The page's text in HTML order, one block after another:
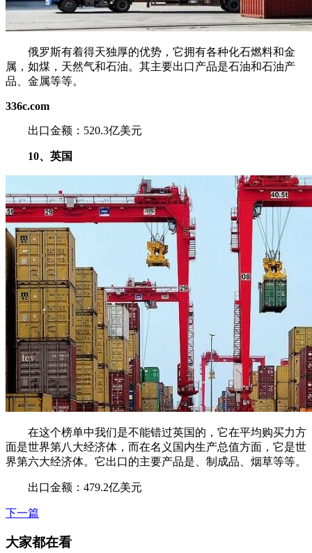
俄罗斯有着得天独厚的优势，它拥有各种化石燃料和金
属，如煤，天然气和石油。其主要出口产品是石油和石油产
品、金属等等。
336c.com
出口金额：520.3亿美元
10、英国
在这个榜单中我们是不能错过英国的，它在平均购买力方
面是世界第八大经济体，而在名义国内生产总值方面，它是世
界第六大经济体。它出口的主要产品是、制成品、烟草等等。
出口金额：479.2亿美元
下一篇
大家都在看